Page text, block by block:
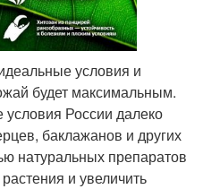
условия и
будет максимальным.
России далеко
баклажанов и других
натуральных препаратов
и увеличить